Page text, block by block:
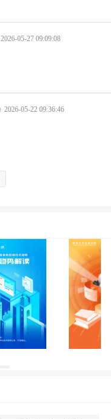
2026-05-27 09:09:08
2026-05-22 09:36:46